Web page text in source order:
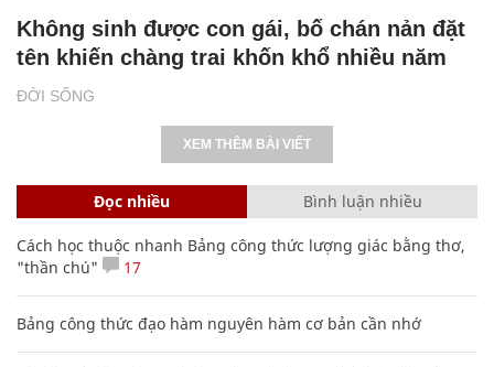
ĐỜI SỐNG
Không sinh được con gái, bố chán nản đặt
tên khiến chàng trai khốn khổ nhiều năm
XEM THÊM BÀI VIẾT
Đọc nhiều Bình luận nhiều
Cách học thuộc nhanh Bảng công thức lượng giác bằng thơ,
"thần chú"
17
Bảng công thức đạo hàm nguyên hàm cơ bản cần nhớ